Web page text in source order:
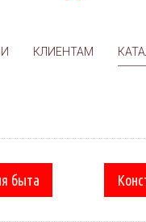
КЛИЕНТАМ
быта